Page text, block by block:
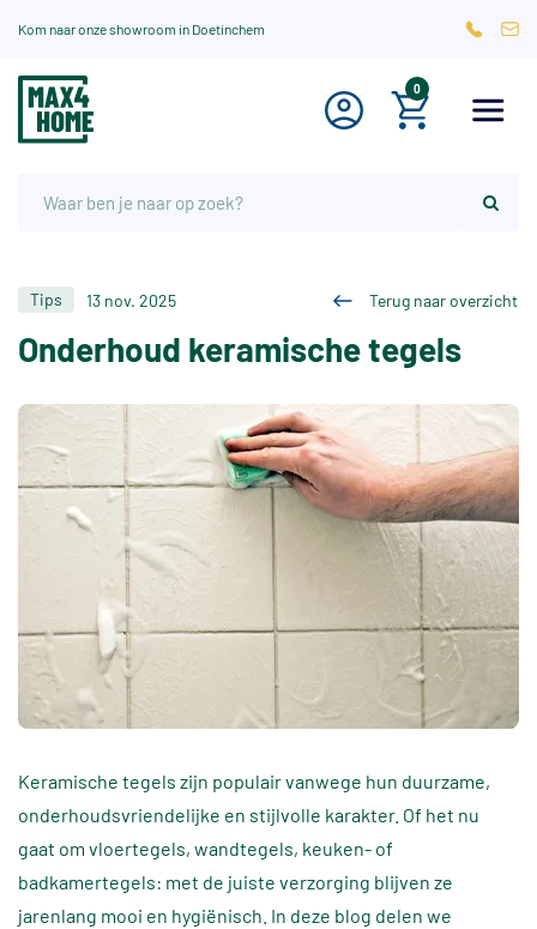
Kom naar onze showroom in Doetinchem
0
Tips 13 nov. 2025 Terug naar overzicht
Onderhoud keramische tegels
Keramische tegels zijn populair vanwege hun duurzame,
onderhoudsvriendelijke en stijlvolle karakter. Of het nu
gaat om vloertegels, wandtegels, keuken- of
badkamertegels: met de juiste verzorging blijven ze
jarenlang mooi en hygiënisch. In deze blog delen we